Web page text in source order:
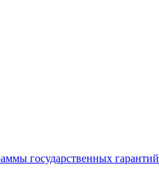
государственных гарантий